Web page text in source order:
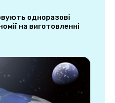
одноразові
на виготовленні